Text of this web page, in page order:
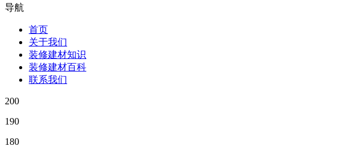
导航
首页
关于我们
装修建材知识
装修建材百科
联系我们
200
190
180